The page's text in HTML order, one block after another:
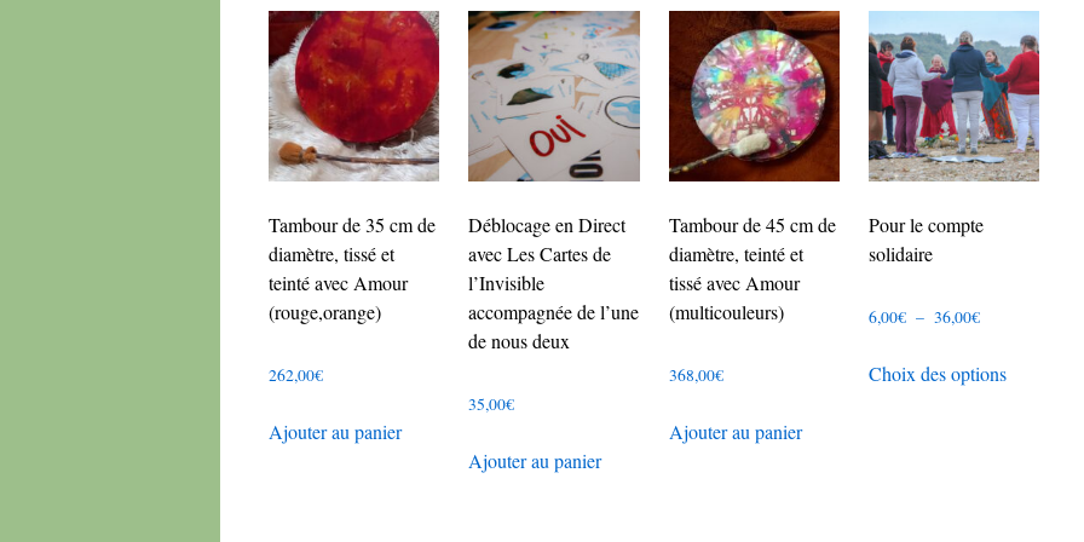
peuvent
être
choisies
sur
la
page
produit
Tambour de 35 cm de
diamètre, tissé et
teinté avec Amour
(rouge,orange)
262,00€
Ajouter au panier
Déblocage en Direct
avec Les Cartes de
l’Invisible
accompagnée de l’une
de nous deux
35,00€
Ajouter au panier
Tambour de 45 cm de
diamètre, teinté et
tissé avec Amour
(multicouleurs)
368,00€
Ajouter au panier
Pour le compte
solidaire
6,00€ – 36,00€Plage
prix :
Choix des optionsproduit